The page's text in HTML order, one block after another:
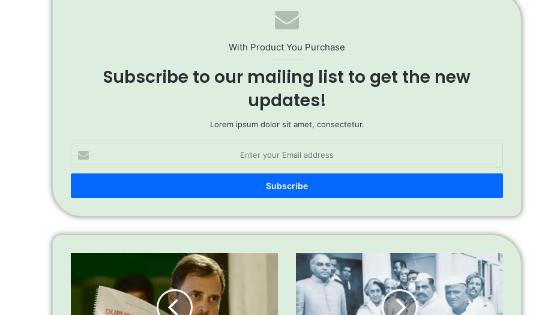
With Product You Purchase
Subscribe to our mailing list to get the new
updates!
Lorem ipsum dolor sit amet, consectetur.
your
Email